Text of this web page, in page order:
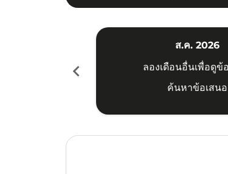
chevron_left
ส.ค. 2026
ลองเดือนอื่นเพื่อดูข้
ค้นหาข้อเสนอ